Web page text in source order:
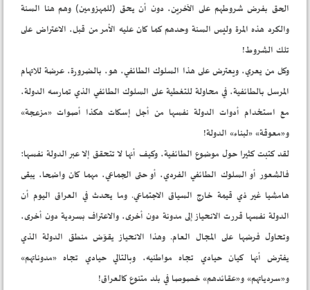
الحق بفرض شروطهم على الآخرين، دون أن يحق (للمهزومين) وهم هنا السنة
والكرد هذه المرة وليس السنة وحدهم كما كان عليه الأمر من قبل، الاعتراض على
تلك الشروط!
وكل من يعري، ويعترض على هذا السلوك الطائفي، هو، بالضرورة، عرضة للاتهام
المرسل بالطائفية، في محاولة للتغطية على السلوك الطائفي الذي تمارسه الدولة،
مع استخدام أدوات الدولة نفسها من أجل إسكات هكذا أصوات «مزعجة»
و«معوقة» «لبناء» الدولة!
لقد كتبت كثيرا حول موضوع الطائفية، وكيف أنها لا تتحقق إلا عبر الدولة نفسها؛
فالشعور أو السلوك الطائفي الفردي، أو حتى الجماعي، مهما كان واضحا، يبقى
هامشيا غير ذي قيمة خارج السياق الاجتماعي. وما يحدث في العراق اليوم أن
الدولة نفسها قررت الانحياز إلى مدونة دون أخرى، والاعتراف بسردية دون أخرى،
وتحاول فرضها على المجال العام. وهذا الانحياز يقوّض منطق الدولة الذي
يفترض أنها كيان حيادي تجاه مواطنيه، وبالتالي حيادي تجاه «مدوناتهم»
و«سردياتهم» و«عقائدهم» خصوصا في بلد متنوع كالعراق!